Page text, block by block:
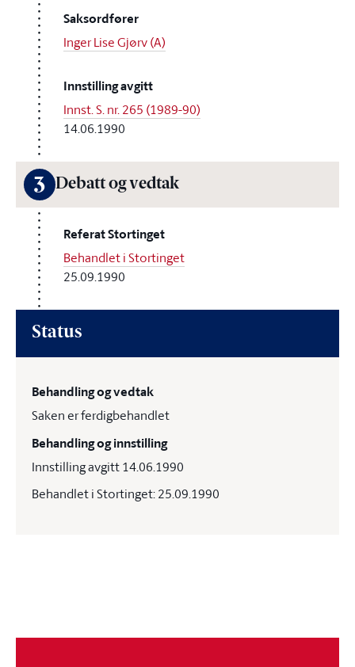
Saksordfører
Inger Lise Gjørv (A)
Innstilling avgitt
Innst. S. nr. 265 (1989-90)
14.06.1990
3 Debatt og vedtak
Referat Stortinget
Behandlet i Stortinget
25.09.1990
Status
Behandling og vedtak
Saken er ferdigbehandlet
Behandling og innstilling
Innstilling avgitt 14.06.1990
Behandlet i Stortinget: 25.09.1990